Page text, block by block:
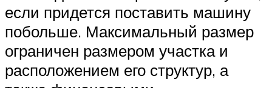
если придется поставить машину
побольше. Максимальный размер
ограничен размером участка и
расположением его структур, а